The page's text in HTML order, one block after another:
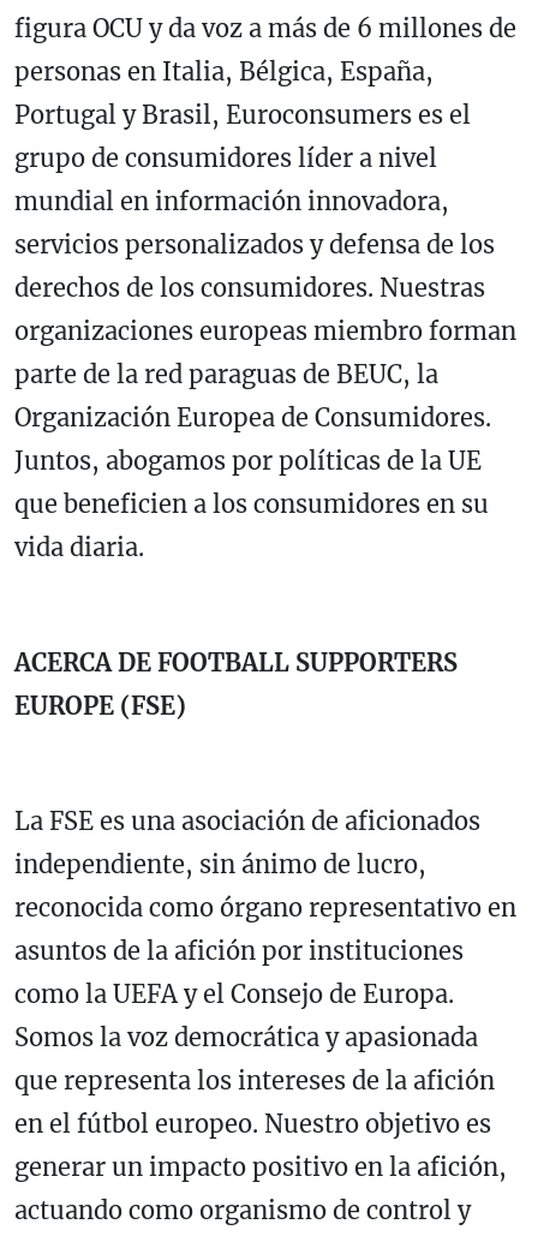
figura OCU y da voz a más de 6 millones de
personas en Italia, Bélgica, España,
Portugal y Brasil, Euroconsumers es el
grupo de consumidores líder a nivel
mundial en información innovadora,
servicios personalizados y defensa de los
derechos de los consumidores. Nuestras
organizaciones europeas miembro forman
parte de la red paraguas de BEUC, la
Organización Europea de Consumidores.
Juntos, abogamos por políticas de la UE
que beneficien a los consumidores en su
vida diaria.
ACERCA DE FOOTBALL SUPPORTERS
EUROPE (FSE)
La FSE es una asociación de aficionados
independiente, sin ánimo de lucro,
reconocida como órgano representativo en
asuntos de la afición por instituciones
como la UEFA y el Consejo de Europa.
Somos la voz democrática y apasionada
que representa los intereses de la afición
en el fútbol europeo. Nuestro objetivo es
generar un impacto positivo en la afición,
actuando como organismo de control y